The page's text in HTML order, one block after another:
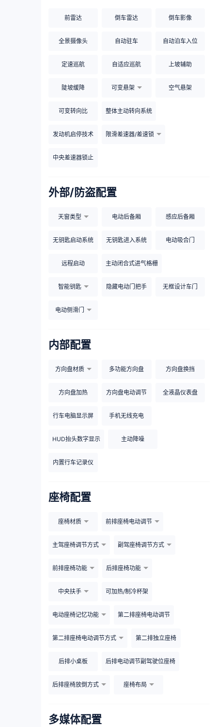
前雷达 倒车雷达 倒车影像
全景摄像头 自动驻车 自动泊车入位
定速巡航 自适应巡航 上坡辅助
陡坡缓降 可变悬架 空气悬架
可变转向比 整体主动转向系统
发动机启停技术 限滑差速器/差速锁
中央差速器锁止
外部/防盗配置
天窗类型 电动后备厢 感应后备厢
无钥匙启动系统 无钥匙进入系统 电动吸合门
远程启动 主动闭合式进气格栅
智能钥匙 隐藏电动门把手 无框设计车门
电动侧滑门
内部配置
方向盘材质 多功能方向盘 方向盘换挡
方向盘加热 方向盘电动调节 全液晶仪表盘
行车电脑显示屏 手机无线充电
HUD抬头数字显示 主动降噪
内置行车记录仪
座椅配置
座椅材质 前排座椅电动调节
主驾座椅调节方式 副驾座椅调节方式
前排座椅功能 后排座椅功能
中央扶手 可加热/制冷杯架
电动座椅记忆功能 第二排座椅电动调节
第二排座椅电动调节方式 第二排独立座椅
后排小桌板 后排电动调节副驾驶位座椅
后排座椅放倒方式 座椅布局
多媒体配置